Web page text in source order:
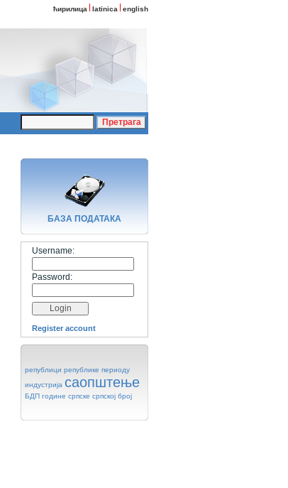
ћирилица latinica english
БАЗA ПОДАТАКА
Username:
Password:
Register account
републици републике периоду
индустрија саопштење
БДП године српске српској број